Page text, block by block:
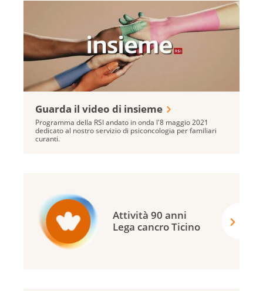
Guarda il video di insieme
Programma della RSI andato in onda l'8 maggio 2021
dedicato al nostro servizio di psiconcologia per familiari
curanti.
Attività 90 anni
Lega cancro Ticino